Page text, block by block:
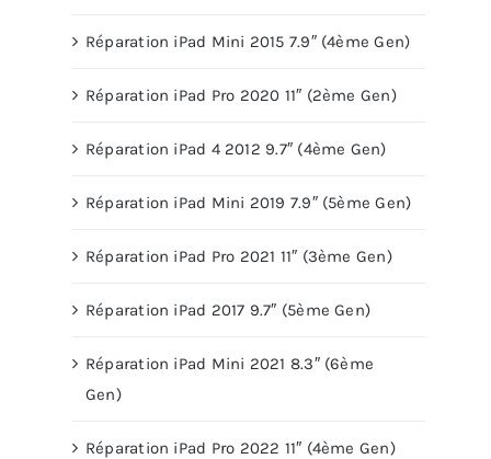
Réparation iPad Mini 2015 7.9″ (4ème Gen)
Réparation iPad Pro 2020 11″ (2ème Gen)
Réparation iPad 4 2012 9.7″ (4ème Gen)
Réparation iPad Mini 2019 7.9″ (5ème Gen)
Réparation iPad Pro 2021 11″ (3ème Gen)
Réparation iPad 2017 9.7″ (5ème Gen)
Réparation iPad Mini 2021 8.3″ (6ème
Gen)
Réparation iPad Pro 2022 11″ (4ème Gen)